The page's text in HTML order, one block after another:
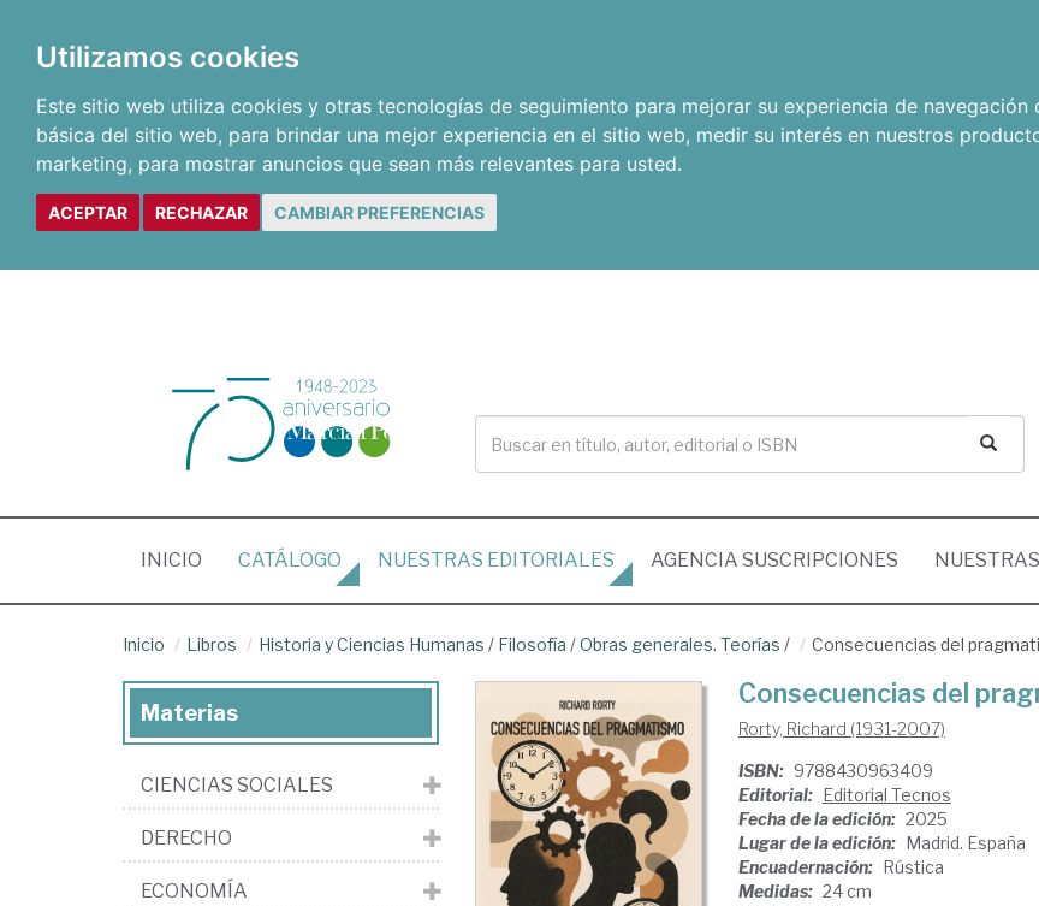
Utilizamos cookies
Este sitio web utiliza cookies y otras tecnologías de seguimiento para mejorar su experiencia de navegación
básica del sitio web, para brindar una mejor experiencia en el sitio web, medir su interés en nuestros
marketing, para mostrar anuncios que sean más relevantes para usted.
ACEPTAR RECHAZAR CAMBIAR PREFERENCIAS
INICIO (CURRENT)
CATÁLOGO NUESTRAS EDITORIALES AGENCIA SUSCRIPCIONES NUESTRAS
Inicio Libros Historia y Ciencias Humanas / Filosofía /Obras generales. Teorías / Consecuencias del
Consecuencias del
Rorty, Richard (1931-2007)
ISBN: 9788430963409
Editorial: Editorial Tecnos
Fecha de la edición: 2025
Lugar de la edición: Madrid. España
Encuadernación: Rústica
Medidas: 24 cm
Materias
CIENCIAS SOCIALES
DERECHO
ECONOMÍA